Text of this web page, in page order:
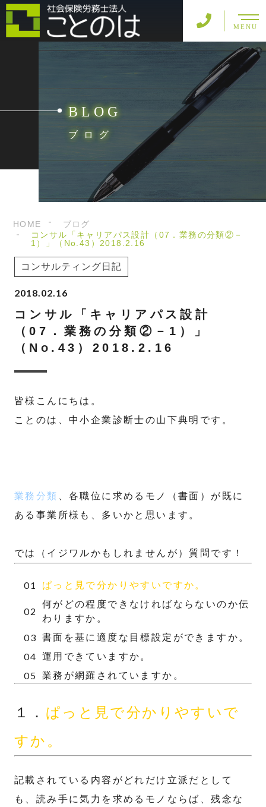
MENU
BLOG
ブログ
HOME
ブログ
コンサル「キャリアパス設計（07．業務の分類②－
1）」（No.43）2018.2.16
コンサルティング日記
2018.02.16
コンサル「キャリアパス設計
（07．業務の分類②－1）」
（No.43）2018.2.16
皆様こんにちは。
ことのは、中小企業診断士の山下典明です。
業務分類
、各職位に求めるモノ（書面）が既に
ある事業所様も、多いかと思います。
では（イジワルかもしれませんが）質問です！
ぱっと見で分かりやすいですか。
何がどの程度できなければならないのか伝
わりますか。
書面を基に適度な目標設定ができますか。
運用できていますか。
業務が網羅されていますか。
１． ぱっと見で分かりやすいで
すか。
記載されている内容がどれだけ立派だとして
も、読み手に気力を求めるモノならば、残念な